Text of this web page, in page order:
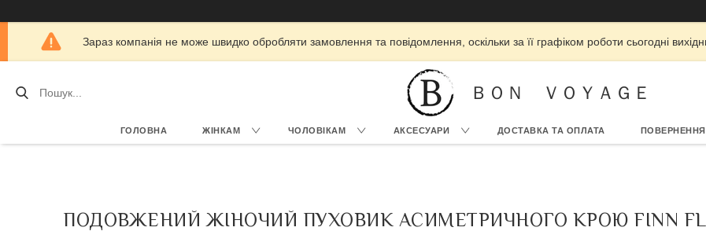
Зараз компанія не може швидко обробляти замовлення та повідомлення, оскільки за її графіком роботи сьогодні
ＢＯＮ ＶＯＹＡＧＥ
ГОЛОВНА ЖІНКАМ ЧОЛОВІКАМ АКСЕСУАРИ ДОСТАВКА ТА ОПЛАТА ПОВЕРНЕННЯ
ПОДОВЖЕНИЙ ЖІНОЧИЙ ПУХОВИК АСИМЕТРИЧНОГО КРОЮ FINN